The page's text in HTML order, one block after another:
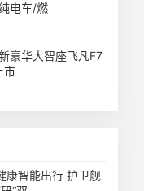
电车/燃
豪华大智座飞凡F7
市
康智能出行 护卫舰